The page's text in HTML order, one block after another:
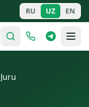
RU UZ EN
Juru